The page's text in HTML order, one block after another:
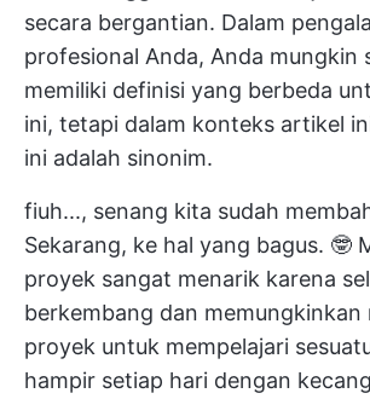
secara bergantian. Dalam
profesional Anda, Anda mungkin
memiliki definisi yang berbeda
ini, tetapi dalam konteks artikel
ini adalah sinonim.
fiuh..., senang kita sudah
Sekarang, ke hal yang bagus. 🤓
proyek sangat menarik karena
berkembang dan memungkinkan
proyek untuk mempelajari
hampir setiap hari dengan